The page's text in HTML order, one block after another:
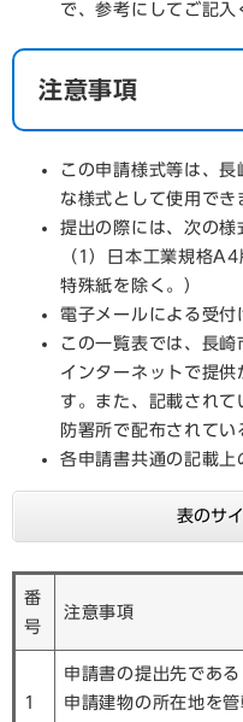
で、参考にしてご記入
注意事項
この申請様式等は、
な様式として使用でき
提出の際には、次の様
（1）日本工業規格
特殊紙を除く。）
電子メールによる受付
この一覧表では、長
インターネットで提
す。また、記載され
防署所で配布されてい
各申請書共通の記載上
表のサ
番
号
注意事項
1
申請書の提出先であ
申請建物の所在地を